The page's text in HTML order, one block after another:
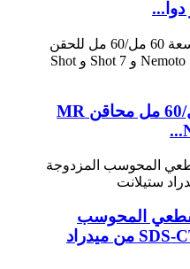
C855-5079–60 مل/60 مل محاقن MR
المحوسب
المزدوجة SDS-CTP-QFT من ميدراد